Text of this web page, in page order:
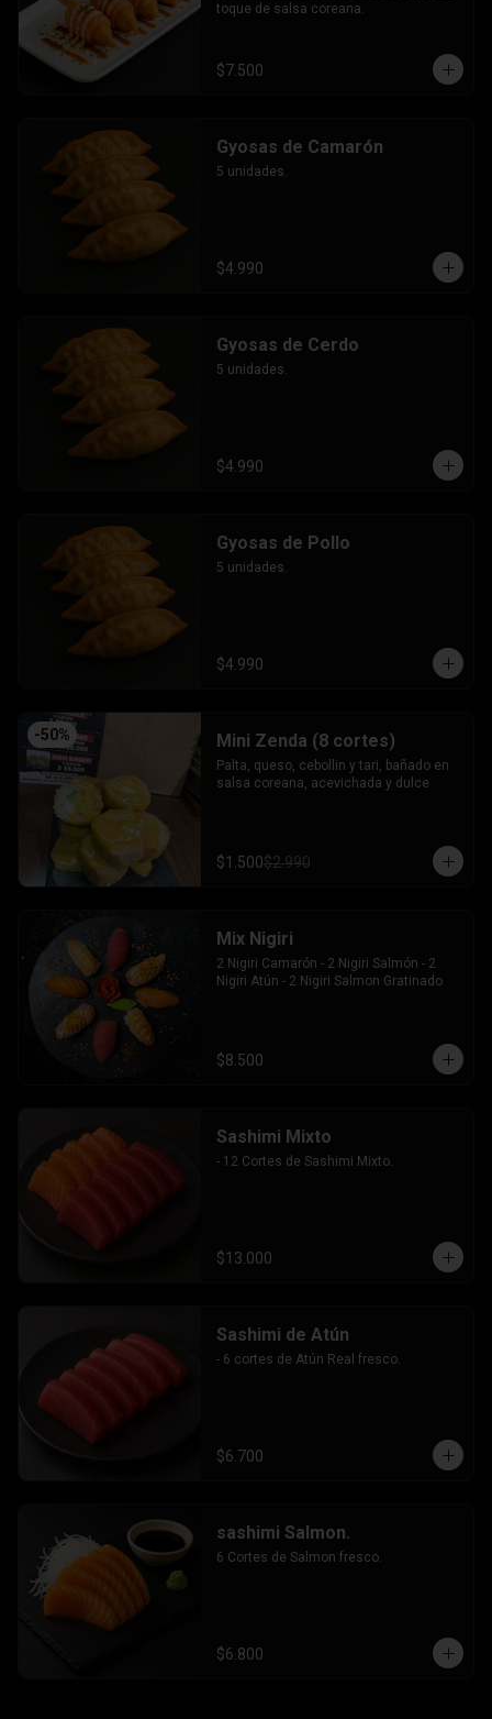
toque de salsa coreana.
$7.500
Gyosas de Camarón
5 unidades.
$4.990
Gyosas de Cerdo
5 unidades.
$4.990
Gyosas de Pollo
5 unidades.
$4.990
-50% Mini Zenda (8 cortes)
Palta, queso, cebollin y tari, bañado en
salsa coreana, acevichada y dulce
$1.500$2.990
Mix Nigiri
2 Nigiri Camarón - 2 Nigiri Salmón - 2
Nigiri Atún - 2 Nigiri Salmon Gratinado
$8.500
Sashimi Mixto
- 12 Cortes de Sashimi Mixto.
$13.000
Sashimi de Atún
- 6 cortes de Atún Real fresco.
$6.700
sashimi Salmon.
6 Cortes de Salmon fresco.
$6.800